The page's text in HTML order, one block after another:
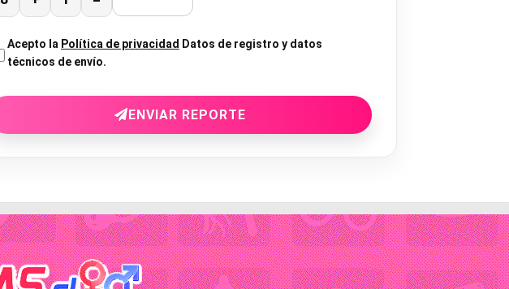
Acepto la Política de privacidad Datos de registro y datos
técnicos de envío.
ENVIAR REPORTE